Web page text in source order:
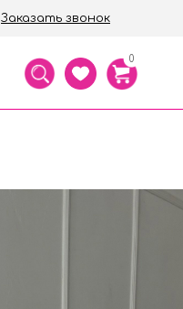
Заказать звонок
0